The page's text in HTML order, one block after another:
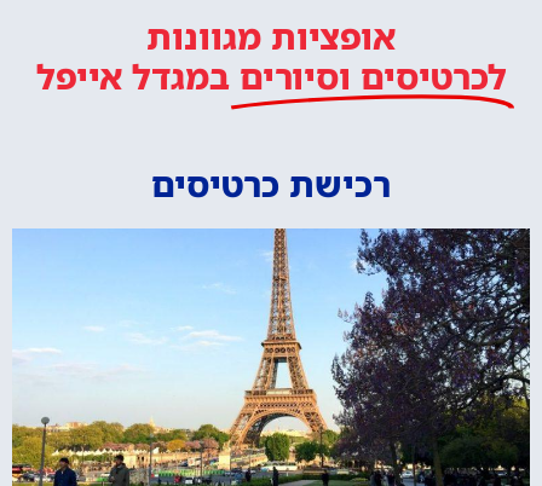
אופציות מגוונות
לכרטיסים וסיורים במגדל אייפל
רכישת כרטיסים